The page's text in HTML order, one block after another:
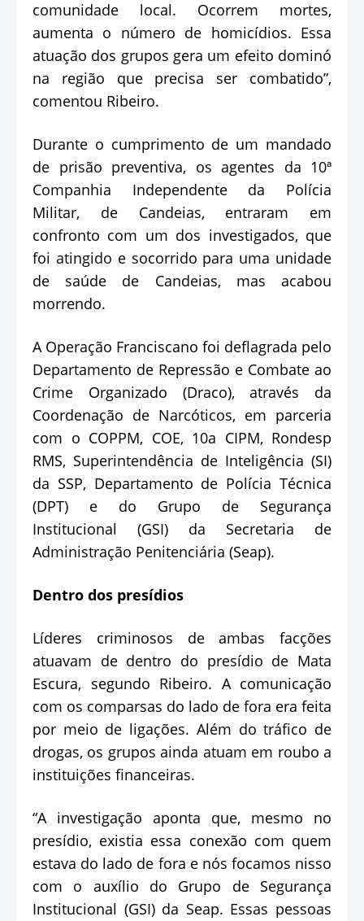
comunidade local. Ocorrem mortes,
aumenta o número de homicídios. Essa
atuação dos grupos gera um efeito dominó
na região que precisa ser combatido”,
comentou Ribeiro.
Durante o cumprimento de um mandado
de prisão preventiva, os agentes da 10ª
Companhia Independente da Polícia
Militar, de Candeias, entraram em
confronto com um dos investigados, que
foi atingido e socorrido para uma unidade
de saúde de Candeias, mas acabou
morrendo.
A Operação Franciscano foi deflagrada pelo
Departamento de Repressão e Combate ao
Crime Organizado (Draco), através da
Coordenação de Narcóticos, em parceria
com o COPPM, COE, 10a CIPM, Rondesp
RMS, Superintendência de Inteligência (SI)
da SSP, Departamento de Polícia Técnica
(DPT) e do Grupo de Segurança
Institucional (GSI) da Secretaria de
Administração Penitenciária (Seap).
Dentro dos presídios
Líderes criminosos de ambas facções
atuavam de dentro do presídio de Mata
Escura, segundo Ribeiro. A comunicação
com os comparsas do lado de fora era feita
por meio de ligações. Além do tráfico de
drogas, os grupos ainda atuam em roubo a
instituições financeiras.
“A investigação aponta que, mesmo no
presídio, existia essa conexão com quem
estava do lado de fora e nós focamos nisso
com o auxílio do Grupo de Segurança
Institucional (GSI) da Seap. Essas pessoas